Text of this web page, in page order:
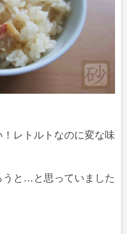
レトルトなのに変な味
うと…と思っていました